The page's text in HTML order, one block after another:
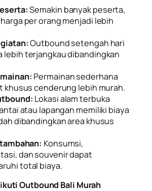
Semakin banyak peserta,
per orang menjadi lebih
Outbound setengah hari
lebih terjangkau dibandingkan
Permainan sederhana
khusus cenderung lebih murah.
Lokasi alam terbuka
atau lapangan memiliki biaya
dibandingkan area khusus
Konsumsi,
dan souvenir dapat
total biaya.
Outbound Bali Murah